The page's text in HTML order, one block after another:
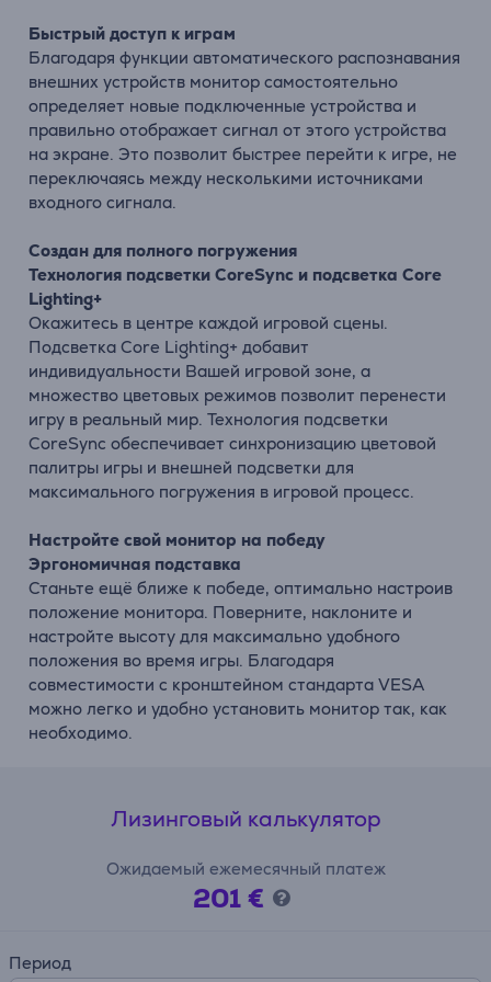
Быстрый доступ к играм
Благодаря функции автоматического распознавания
внешних устройств монитор самостоятельно
определяет новые подключенные устройства и
правильно отображает сигнал от этого устройства
на экране. Это позволит быстрее перейти к игре, не
переключаясь между несколькими источниками
входного сигнала.
Создан для полного погружения
Технология подсветки CoreSync и подсветка Core
Lighting+
Окажитесь в центре каждой игровой сцены.
Подсветка Core Lighting+ добавит
индивидуальности Вашей игровой зоне, а
множество цветовых режимов позволит перенести
игру в реальный мир. Технология подсветки
CoreSync обеспечивает синхронизацию цветовой
палитры игры и внешней подсветки для
максимального погружения в игровой процесс.
Настройте свой монитор на победу
Эргономичная подставка
Станьте ещё ближе к победе, оптимально настроив
положение монитора. Поверните, наклоните и
настройте высоту для максимально удобного
положения во время игры. Благодаря
совместимости с кронштейном стандарта VESA
можно легко и удобно установить монитор так, как
необходимо.
Лизинговый калькулятор
Ожидаемый ежемесячный платеж
201 €
Период